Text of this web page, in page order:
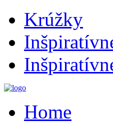
Krúžky
Home